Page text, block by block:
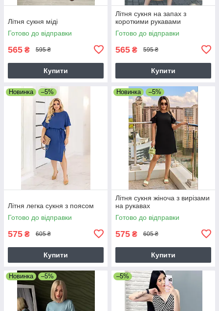
Літня сукня міді
Готово до відправки
565 ₴ 595 ₴
Купити
Літня сукня на запах з
короткими рукавами
Готово до відправки
565 ₴ 595 ₴
Купити
Новинка –5%
Літня легка сукня з поясом
Готово до відправки
575 ₴ 605 ₴
Купити
Новинка –5%
Літня сукня жіноча з вирізами
на рукавах
Готово до відправки
575 ₴ 605 ₴
Купити
Новинка –5% –5%